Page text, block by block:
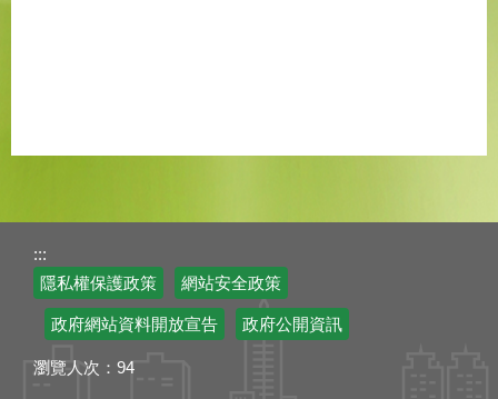
:::
隱私權保護政策
網站安全政策
政府網站資料開放宣告 政府公開資訊
瀏覽人次： 94